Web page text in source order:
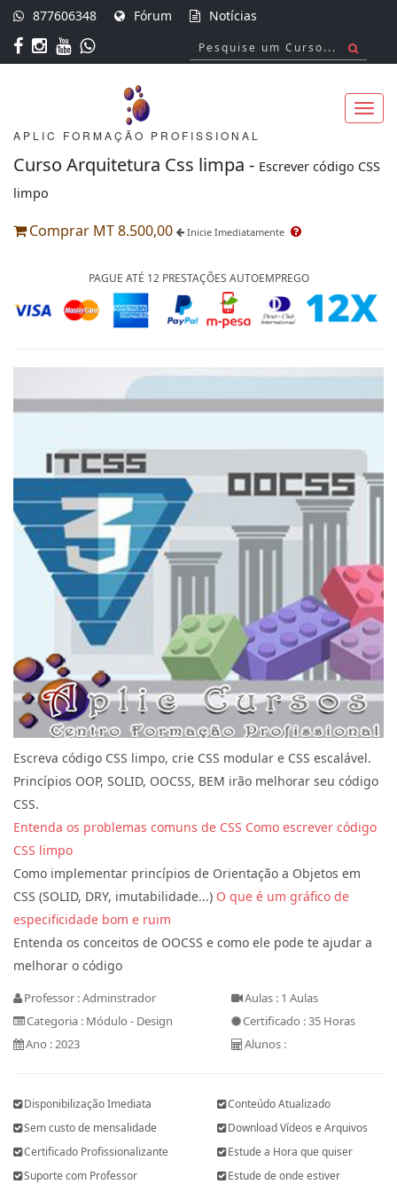
877606348 Fórum Notícias
APLIC FORMAÇÃO PROFISSIONAL
Curso Arquitetura Css limpa - Escrever código CSS
limpo
Comprar MT 8.500,00 Inicie Imediatamente
PAGUE ATÉ 12 PRESTAÇÕES AUTOEMPREGO
Escreva código CSS limpo, crie CSS modular e CSS escalável.
Princípios OOP, SOLID, OOCSS, BEM irão melhorar seu código
CSS.
Entenda os problemas comuns de CSS Como escrever código
CSS limpo
Como implementar princípios de Orientação a Objetos em
CSS (SOLID, DRY, imutabilidade...) O que é um gráfico de
especificidade bom e ruim
Entenda os conceitos de OOCSS e como ele pode te ajudar a
melhorar o código
Professor : Adminstrador
Aulas : 1 Aulas
Categoria : Módulo - Design
Certificado : 35 Horas
Ano : 2023
Alunos :
Disponibilização Imediata
Sem custo de mensalidade
Certificado Profissionalizante
Suporte com Professor
Conteúdo Atualizado
Download Vídeos e Arquivos
Estude a Hora que quiser
Estude de onde estiver